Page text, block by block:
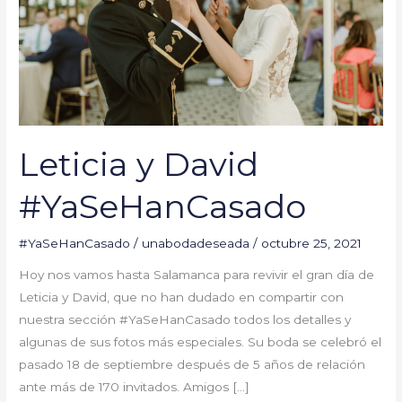
Leticia y David
#YaSeHanCasado
#YaSeHanCasado / unabodadeseada/ octubre 25, 2021
Hoy nos vamos hasta Salamanca para revivir el gran día de
Leticia y David, que no han dudado en compartir con
nuestra sección #YaSeHanCasado todos los detalles y
algunas de sus fotos más especiales. Su boda se celebró el
pasado 18 de septiembre después de 5 años de relación
ante más de 170 invitados. Amigos […]